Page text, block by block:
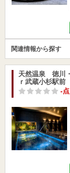
関連情報から探す
天然温泉 徳川
ｒ武蔵小杉駅前
-点